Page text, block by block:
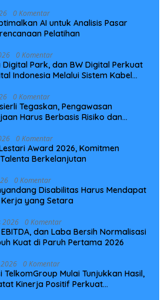
0 Komentar
AI untuk Analisis Pasar
Pelatihan
0 Komentar
Digital Park, dan BW Digital Perkuat
Indonesia Melalui Sistem Kabel
0 Komentar
Tegaskan, Pengawasan
Harus Berbasis Risiko dan
0 Komentar
Award 2026, Komitmen
Berkelanjutan
0 Komentar
Disabilitas Harus Mendapat
yang Setara
2026 0 Komentar
dan Laba Bersih Normalisasi
Kuat di Paruh Pertama 2026
0 Komentar
Mulai Tunjukkan Hasil,
Kinerja Positif Perkuat